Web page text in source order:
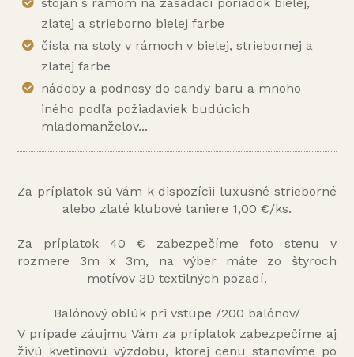
stojan s rámom na zasadací poriadok bielej,
zlatej a strieborno bielej farbe
čísla na stoly v rámoch v bielej, striebornej a
zlatej farbe
nádoby a podnosy do candy baru a mnoho
iného podľa požiadaviek budúcich
mladomanželov...
Za príplatok sú Vám k dispozícii luxusné strieborné
alebo zlaté klubové taniere 1,00 €/ks.
Za príplatok 40 € zabezpečíme foto stenu v
rozmere 3m x 3m, na výber máte zo štyroch
motívov 3D textilných pozadí.
Balónový oblúk pri vstupe /200 balónov/
V prípade záujmu Vám za príplatok zabezpečíme aj
živú kvetinovú výzdobu, ktorej cenu stanovíme po